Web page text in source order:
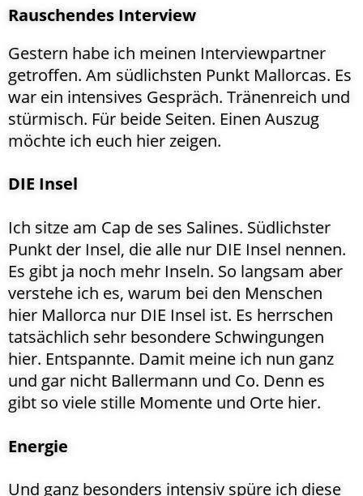
Rauschendes Interview
Gestern habe ich meinen Interviewpartner
getroffen. Am südlichsten Punkt Mallorcas. Es
war ein intensives Gespräch. Tränenreich und
stürmisch. Für beide Seiten. Einen Auszug
möchte ich euch hier zeigen.
DIE Insel
Ich sitze am Cap de ses Salines. Südlichster
Punkt der Insel, die alle nur DIE Insel nennen.
Es gibt ja noch mehr Inseln. So langsam aber
verstehe ich es, warum bei den Menschen
hier Mallorca nur DIE Insel ist. Es herrschen
tatsächlich sehr besondere Schwingungen
hier. Entspannte. Damit meine ich nun ganz
und gar nicht Ballermann und Co. Denn es
gibt so viele stille Momente und Orte hier.
Energie
Und ganz besonders intensiv spüre ich diese